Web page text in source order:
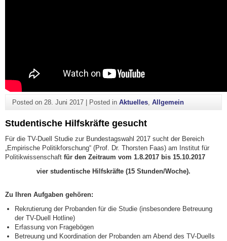
Posted on 28. Juni 2017| Posted in Aktuelles, Allgemein
Studentische Hilfskräfte gesucht
Für die TV-Duell Studie zur Bundestagswahl 2017 sucht der Bereich
„Empirische Politikforschung“ (Prof. Dr. Thorsten Faas) am Institut für
Politikwissenschaft für den Zeitraum vom 1.8.2017 bis 15.10.2017
vier studentische Hilfskräfte (15 Stunden/Woche).
Zu Ihren Aufgaben gehören:
Rekrutierung der Probanden für die Studie (insbesondere Betreuung
der TV-Duell Hotline)
Erfassung von Fragebögen
Betreuung und Koordination der Probanden am Abend des TV-Duells